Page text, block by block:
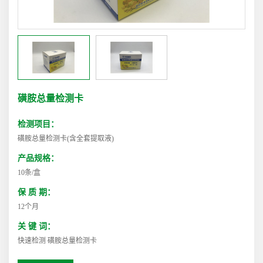
磺胺总量检测卡
检测项目：
磺胺总量检测卡(含全套提取液)
产品规格：
10条/盒
保 质 期：
12个月
关 键 词：
快速检测 磺胺总量检测卡